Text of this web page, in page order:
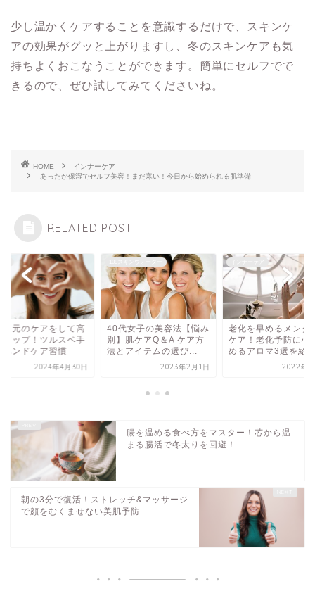
少し温かくケアすることを意識するだけで、スキンケ
アの効果がグッと上がりますし、冬のスキンケアも気
持ちよくおこなうことができます。簡単にセルフでで
きるので、ぜひ試してみてくださいね。
HOME
インナーケア
あったか保湿でセルフ美容！まだ寒い！今日から始められる肌準備
RELATED POST
キンウォーター
女子の美容法【悩み
肌ケアQ＆A ケア方
アイテムの選び...
2023年2月1日
老化を早めるメンタルを
ケア！老化予防に心を休
めるアロマ3選を紹介
2022年7月1日
春は手元のケアをし
感度アップ！ツルス
指のハンドケア習慣
2024年4
腸を温める食べ方をマスター！芯から温
まる腸活で冬太りを回避！
朝の3分で復活！ストレッチ&マッサージ
で顔をむくませない美肌予防